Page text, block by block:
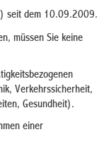
seit dem 10.09.2009.
müssen Sie keine
enen
Verkehrssicherheit,
Gesundheit).
einer